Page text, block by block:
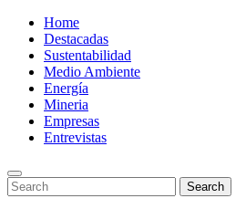
Menu
Home
Destacadas
Sustentabilidad
Medio Ambiente
Energía
Mineria
Empresas
Entrevistas
Enter
Keyword
Search
for:
Search
Search